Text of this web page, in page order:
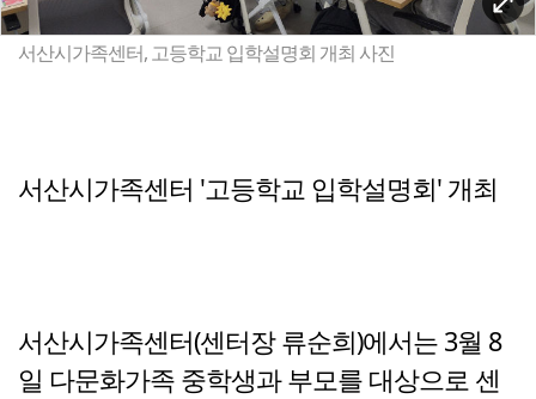
서산시가족센터, 고등학교 입학설명회 개최 사진
서산시가족센터 '고등학교 입학설명회' 개최
서산시가족센터(센터장 류순희)에서는 3월 8
일 다문화가족 중학생과 부모를 대상으로 센